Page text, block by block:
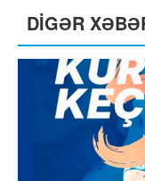
DİGƏR